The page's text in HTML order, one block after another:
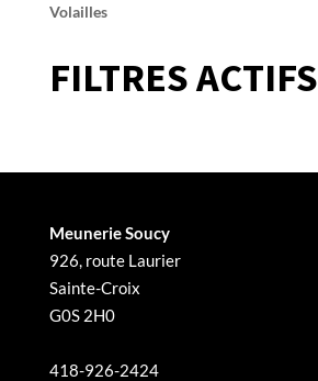
Volailles
FILTRES ACTIFS
Meunerie Soucy
926, route Laurier
Sainte-Croix
G0S 2H0
418-926-2424